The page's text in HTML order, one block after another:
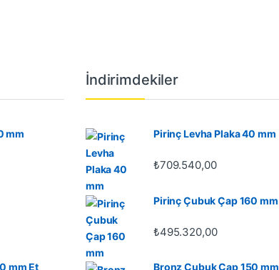
mm
mm Et
İndirimdekiler
Pirinç Levha Plaka 40 mm
₺709.540,00
Pirinç Çubuk Çap 160 mm
₺495.320,00
Bronz Çubuk Çap 150 mm